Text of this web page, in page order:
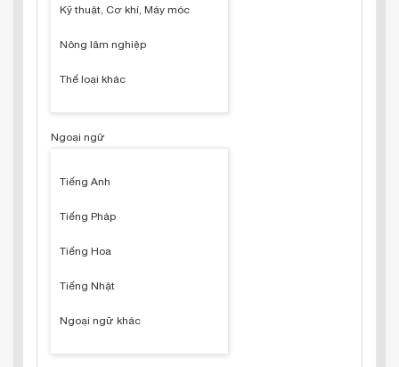
Kỹ thuật, Cơ khí, Máy móc
Nông lâm nghiệp
Thể loại khác
Ngoại ngữ
Tiếng Anh
Tiếng Pháp
Tiếng Hoa
Tiếng Nhật
Ngoại ngữ khác